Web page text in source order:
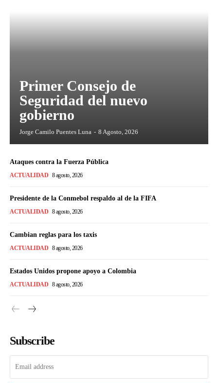
Primer Consejo de
Seguridad del nuevo
gobierno
Jorge Camilo Puentes Luna - 8 Agosto, 2026
Ataques contra la Fuerza Pública
ACTUALIDAD 8 agosto, 2026
Presidente de la Conmebol respaldo al de la FIFA
ACTUALIDAD 8 agosto, 2026
Cambian reglas para los taxis
ACTUALIDAD 8 agosto, 2026
Estados Unidos propone apoyo a Colombia
ACTUALIDAD 8 agosto, 2026
Subscribe